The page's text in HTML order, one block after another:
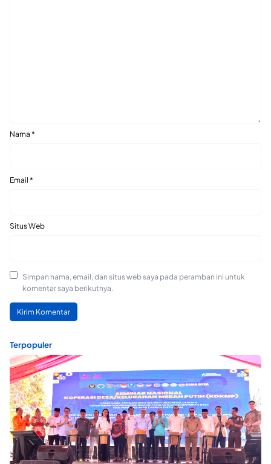
Nama *
Email *
Situs Web
Simpan nama, email, dan situs web saya pada peramban ini untuk
komentar saya berikutnya.
Terpopuler